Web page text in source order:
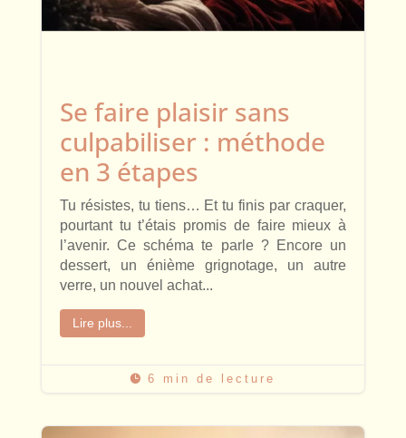
Se faire plaisir sans
culpabiliser : méthode
en 3 étapes
Tu résistes, tu tiens… Et tu finis par craquer,
pourtant tu t’étais promis de faire mieux à
l’avenir. Ce schéma te parle ? Encore un
dessert, un énième grignotage, un autre
verre, un nouvel achat...
Lire plus...
 6 min de lecture